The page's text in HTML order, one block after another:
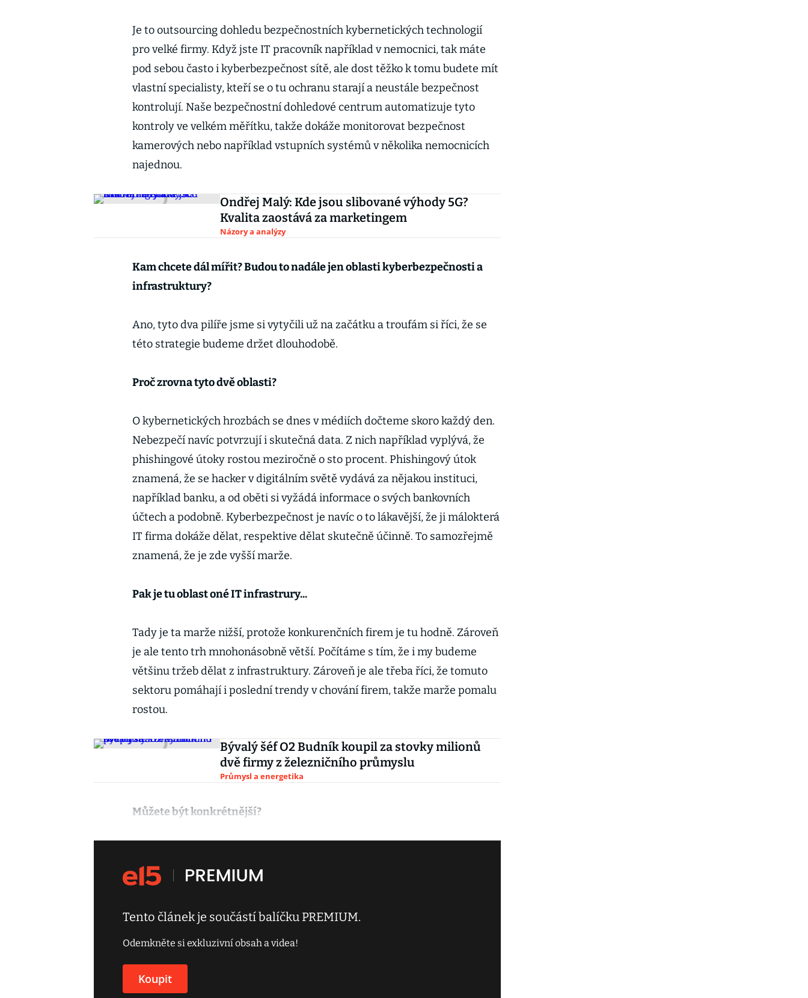
Je to outsourcing dohledu bezpečnostních kybernetických technologií
pro velké firmy. Když jste IT pracovník například v nemocnici, tak máte
pod sebou často i kyberbezpečnost sítě, ale dost těžko k tomu budete mít
vlastní specialisty, kteří se o tu ochranu starají a neustále bezpečnost
kontrolují. Naše bezpečnostní dohledové centrum automatizuje tyto
kontroly ve velkém měřítku, takže dokáže monitorovat bezpečnost
kamerových nebo například vstupních systémů v několika nemocnicích
najednou.
Ondřej Malý: Kde jsou slibované výhody 5G?
Kvalita zaostává za marketingem
Názory a analýzy
Kam chcete dál mířit? Budou to nadále jen oblasti kyberbezpečnosti a
infrastruktury?
Ano, tyto dva pilíře jsme si vytyčili už na začátku a troufám si říci, že se
této strategie budeme držet dlouhodobě.
Proč zrovna tyto dvě oblasti?
O kybernetických hrozbách se dnes v médiích dočteme skoro každý den.
Nebezpečí navíc potvrzují i skutečná data. Z nich například vyplývá, že
phishingové útoky rostou meziročně o sto procent. Phishingový útok
znamená, že se hacker v digitálním světě vydává za nějakou instituci,
například banku, a od oběti si vyžádá informace o svých bankovních
účtech a podobně. Kyberbezpečnost je navíc o to lákavější, že ji málokterá
IT firma dokáže dělat, respektive dělat skutečně účinně. To samozřejmě
znamená, že je zde vyšší marže.
Pak je tu oblast oné IT infrastrury...
Tady je ta marže nižší, protože konkurenčních firem je tu hodně. Zároveň
je ale tento trh mnohonásobně větší. Počítáme s tím, že i my budeme
většinu tržeb dělat z infrastruktury. Zároveň je ale třeba říci, že tomuto
sektoru pomáhají i poslední trendy v chování firem, takže marže pomalu
rostou.
Bývalý šéf O2 Budník koupil za stovky milionů
dvě firmy z železničního průmyslu
Průmysl a energetika
Můžete být konkrétnější?
Tento článek je součástí balíčku PREMIUM.
Odemkněte si exkluzivní obsah a videa!
Koupit